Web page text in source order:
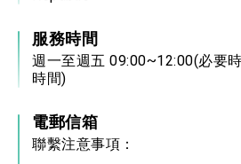
策略小組」跨部會會議
民調顯示多數國人滿意政
總統主持「守護民主台灣
服務時間
週一至週五 09:00~12:00(必要
時間)
電郵信箱
聯繫注意事項：